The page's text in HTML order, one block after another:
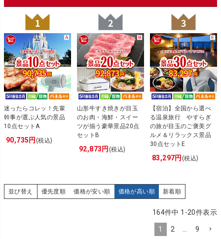
迷ったらコレッ！先輩
幹事が選ぶ人気の景品
10点セットA
90,735円 (税込)
山形牛すき焼きが目玉
のお肉・海鮮・スイー
ツが揃う豪華景品20点
セットB
92,873円 (税込)
【宿泊】全国から選べ
る温泉旅行 やすらぎ
の旅が目玉のご褒美グ
ルメ＆リラックス景品
30点セットE
83,297円 (税込)
並び替え 優先度順 価格が安い順 価格が高い順 新着順
164件中 1 -20件表示
1 2 … 9